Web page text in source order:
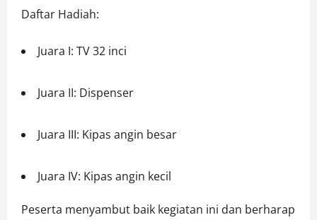
Daftar Hadiah:
Juara I: TV 32 inci
Juara II: Dispenser
Juara III: Kipas angin besar
Juara IV: Kipas angin kecil
Peserta menyambut baik kegiatan ini dan berharap